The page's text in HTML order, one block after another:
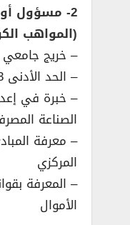
2- مسؤول
(المواهب
– خريج جامعي
– الحد الأدنى 3 سنوات من الخبرة.
– خبرة في
الصناعة
– معرفة
المركزي
– المعرفة
الأموال